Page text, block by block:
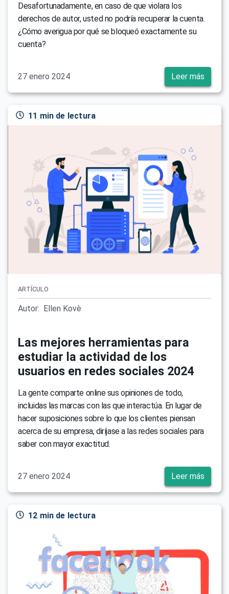
Desafortunadamente, en caso de que violara los
derechos de autor, usted no podría recuperar la cuenta.
¿Cómo averigua por qué se bloqueó exactamente su
cuenta?
27 enero 2024 Leer más
11 min de lectura
ARTÍCULO
Autor: Ellen Kovè
Las mejores herramientas para
estudiar la actividad de los
usuarios en redes sociales 2024
La gente comparte online sus opiniones de todo,
incluidas las marcas con las que interactúa. En lugar de
hacer suposiciones sobre lo que los clientes piensan
acerca de su empresa, diríjase a las redes sociales para
saber con mayor exactitud.
27 enero 2024 Leer más
12 min de lectura